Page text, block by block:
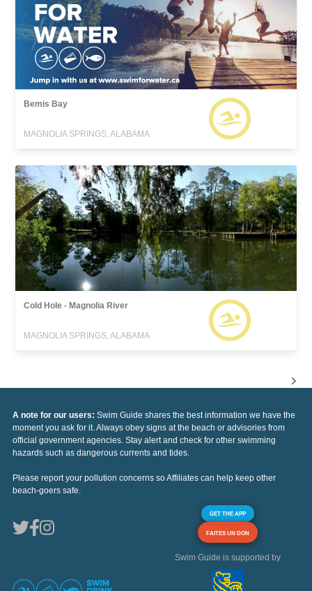
Bemis Bay
MAGNOLIA SPRINGS, ALABAMA
Cold Hole - Magnolia River
MAGNOLIA SPRINGS, ALABAMA
A note for our users: Swim Guide shares the best information we have the
moment you ask for it. Always obey signs at the beach or advisories from
official government agencies. Stay alert and check for other swimming
hazards such as dangerous currents and tides.
Please report your pollution concerns so Affiliates can help keep other
beach-goers safe.
GET THE APP
FAITES UN DON
Swim Guide is supported by